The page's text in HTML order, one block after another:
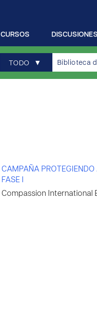
DISCUSIONES
CURSOS
TODO ▾
CAMPAÑA
FASE I
Compassion International